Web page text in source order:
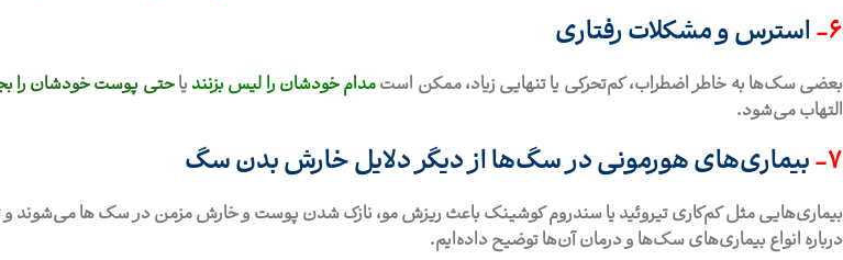
6- استرس و مشکلات رفتاری
بعضی سگ‌ها به خاطر اضطراب، کم‌تحرکی یا تنهایی زیاد، ممکن استمدام خودشان را لیس بزنندیاحتی پوست خودشان را
التهاب می‌شود.
7- بیماری‌های هورمونی در سگ‌ها از دیگر دلایل خارش بدن سگ
بیماری‌هایی مثل کم‌کاری تیروئید یا سندروم کوشینگ باعث ریزش مو، نازک شدن پوست و خارش مزمن در سگ ها
درباره انواع بیماری‌های سگ‌ها و درمان آن‌ها توضیح داده‌ایم.